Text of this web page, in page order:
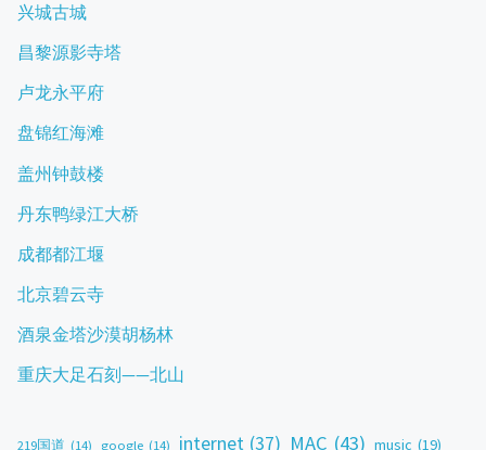
兴城古城
昌黎源影寺塔
卢龙永平府
盘锦红海滩
盖州钟鼓楼
丹东鸭绿江大桥
成都都江堰
北京碧云寺
酒泉金塔沙漠胡杨林
重庆大足石刻——北山
219国道 (14) google (14) internet (37) MAC (43) music (19)